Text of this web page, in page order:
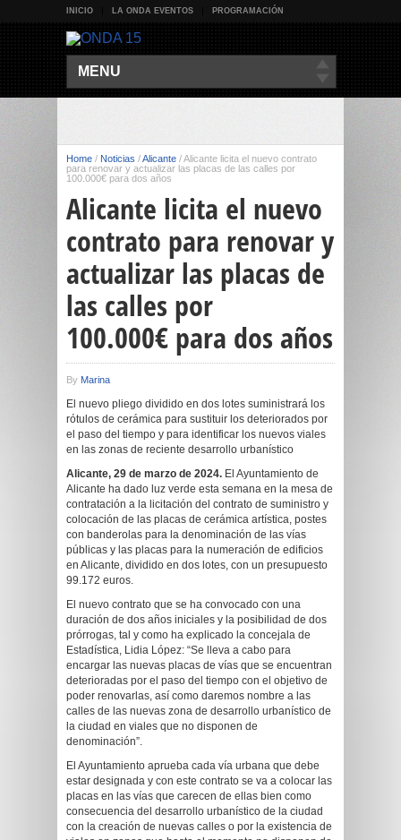
INICIO LA ONDA EVENTOS PROGRAMACIÓN
MENU
Home / Noticias /Alicante /Alicante licita el nuevo contrato
para renovar y actualizar las placas de las calles por
100.000€ para dos años
Alicante licita el nuevo
contrato para renovar y
actualizar las placas de
las calles por
100.000€ para dos años
By Marina
El nuevo pliego dividido en dos lotes suministrará los
rótulos de cerámica para sustituir los deteriorados por
el paso del tiempo y para identificar los nuevos viales
en las zonas de reciente desarrollo urbanístico
Alicante, 29 de marzo de 2024. El Ayuntamiento de
Alicante ha dado luz verde esta semana en la mesa de
contratación a la licitación del contrato de suministro y
colocación de las placas de cerámica artística, postes
con banderolas para la denominación de las vías
públicas y las placas para la numeración de edificios
en Alicante, dividido en dos lotes, con un presupuesto
99.172 euros.
El nuevo contrato que se ha convocado con una
duración de dos años iniciales y la posibilidad de dos
prórrogas, tal y como ha explicado la concejala de
Estadística, Lidia López: “Se lleva a cabo para
encargar las nuevas placas de vías que se encuentran
deterioradas por el paso del tiempo con el objetivo de
poder renovarlas, así como daremos nombre a las
calles de las nuevas zona de desarrollo urbanístico de
la ciudad en viales que no disponen de
denominación”.
El Ayuntamiento aprueba cada vía urbana que debe
estar designada y con este contrato se va a colocar las
placas en las vías que carecen de ellas bien como
consecuencia del desarrollo urbanístico de la ciudad
con la creación de nuevas calles o por la existencia de